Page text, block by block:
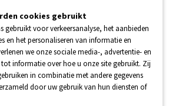
UW WINKELWAGEN
cookies gebruikt
gebruikt voor verkeersanalyse, het aanbieden
en het personaliseren van informatie en
we onze sociale media-, advertentie- en
informatie over hoe u onze site gebruikt. Zij
in combinatie met andere gegevens
door uw gebruik van hun diensten of